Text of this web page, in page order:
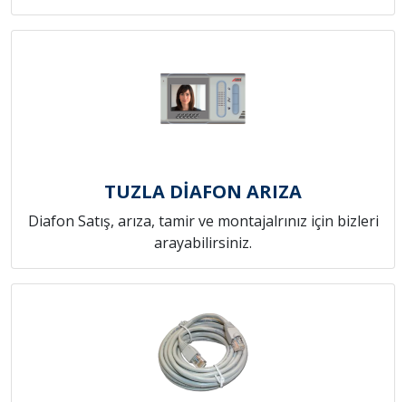
TUZLA DİAFON ARIZA
Diafon Satış, arıza, tamir ve montajalrınız için bizleri
arayabilirsiniz.